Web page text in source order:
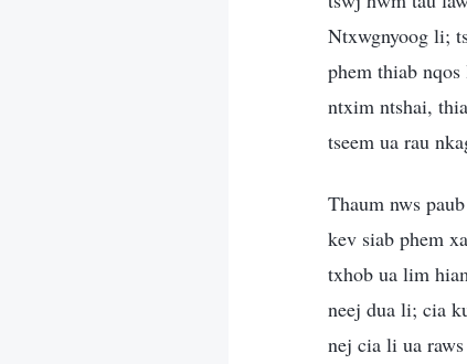
Ntxwgnyoog li;
phem thiab
ntxim ntshai,
tseem ua rau
Thaum nws
kev siab phem
txhob ua lim
neej dua li; cia
nej cia li ua